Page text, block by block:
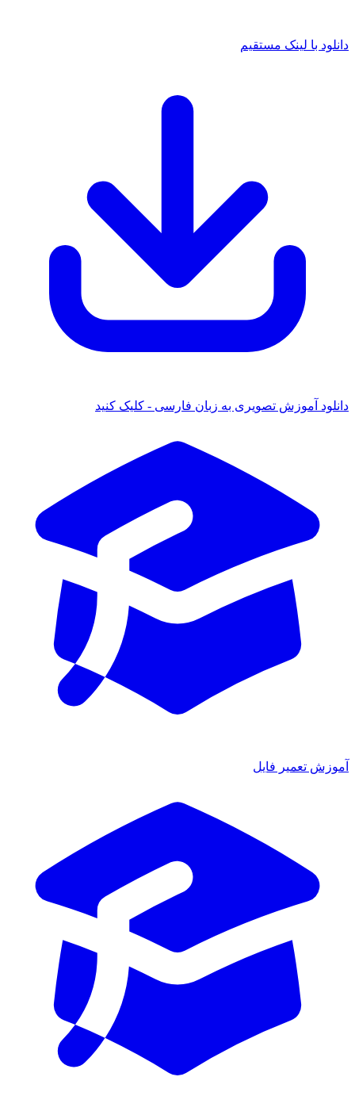
با لینک مستقیم
آموزش تصویری به زبان فارسی - کلیک کنید
تعمیر فایل